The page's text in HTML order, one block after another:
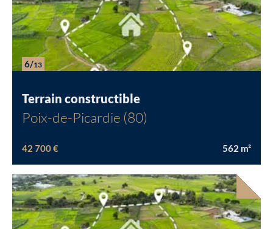
6/13
Terrain constructible
Poix-de-Picardie (80)
42 700 € 562 m²